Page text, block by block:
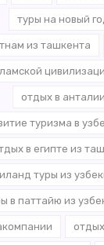
туры на новый
из ташкента
отдых в анталии
туризма в
в египте из
туры из
в паттайю из